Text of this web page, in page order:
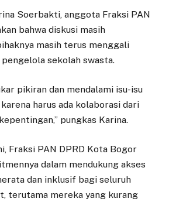
Soerbakti, anggota Fraksi PAN
bahwa diskusi masih
masih terus menggali
sekolah swasta.
pikiran dan mendalami isu-isu
harus ada kolaborasi dari
pungkas Karina.
Fraksi PAN DPRD Kota Bogor
dalam mendukung akses
dan inklusif bagi seluruh
terutama mereka yang kurang